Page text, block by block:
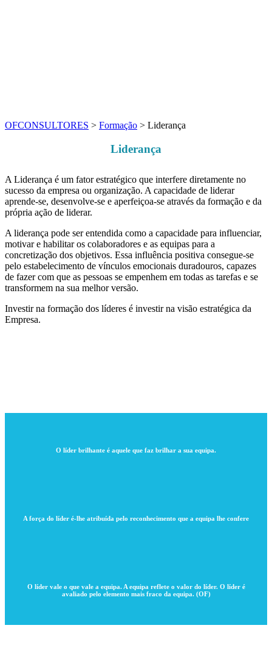
OFCONSULTORES > Formação > Liderança
Liderança
A Liderança é um fator estratégico que interfere diretamente no
sucesso da empresa ou organização. A capacidade de liderar
aprende-se, desenvolve-se e aperfeiçoa-se através da formação e da
própria ação de liderar.
A liderança pode ser entendida como a capacidade para influenciar,
motivar e habilitar os colaboradores e as equipas para a
concretização dos objetivos. Essa influência positiva consegue-se
pelo estabelecimento de vínculos emocionais duradouros, capazes
de fazer com que as pessoas se empenhem em todas as tarefas e se
transformem na sua melhor versão.
Investir na formação dos líderes é investir na visão estratégica da
Empresa.
O líder brilhante é aquele que faz brilhar a sua equipa.
A força do líder é-lhe atribuída pelo reconhecimento que a equipa lhe confere
O líder vale o que vale a equipa. A equipa reflete o valor do líder. O líder é
avaliado pelo elemento mais fraco da equipa. (OF)